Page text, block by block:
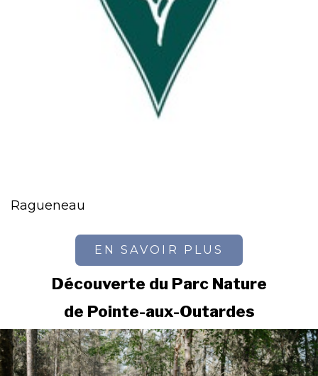
Ragueneau
EN SAVOIR PLUS
Découverte du Parc Nature
de Pointe-aux-Outardes